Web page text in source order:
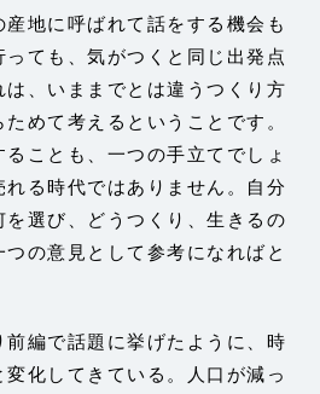
地に呼ばれて話をする機会も
ても、気がつくと同じ出発点
、いままでとは違うつくり方
めて考えるということです。
ことも、一つの手立てでしょ
れる時代ではありません。自分
選び、どうつくり、生きるの
の意見として参考になればと
編で話題に挙げたように、時
化してきている。人口が減っ